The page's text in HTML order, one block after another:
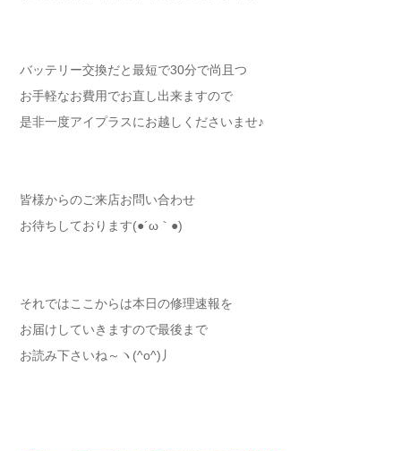
バッテリー交換だと最短で30分で尚且つ
お手軽なお費用でお直し出来ますので
是非一度アイプラスにお越しくださいませ♪
皆様からのご来店お問い合わせ
お待ちしております(●´ω｀●)
それではここからは本日の修理速報を
お届けしていきますので最後まで
お読み下さいね～ヽ(^o^)丿